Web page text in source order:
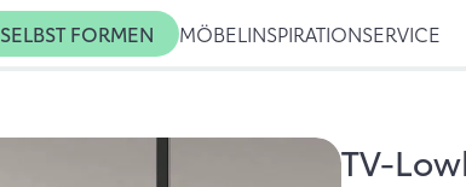
SELBST FORMEN MÖBEL INSPIRATIONSERVICE
TV-